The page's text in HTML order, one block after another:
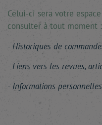
Celui-ci sera votre
consulter à tout moment :
Historiques de
Liens vers les revues,
Informations personnelles